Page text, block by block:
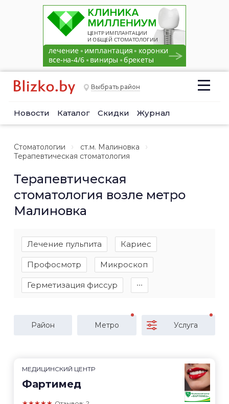
Выбрать район
Новости Каталог Скидки Журнал
Стоматологии
ст.м. Малиновка
Терапевтическая стоматология
Терапевтическая
стоматология возле метро
Малиновка
Лечение пульпита Кариес
Профосмотр Микроскоп
Герметизация фиссур ∙∙∙
Район Метро Услуга
МЕДИЦИНСКИЙ ЦЕНТР
Фартимед